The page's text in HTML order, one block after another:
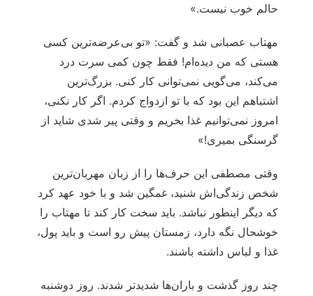
حالم خوب نیست.»
مهتاب عصبانی شد و گفت: «تو بی‌عرضه‌ترین کسی
هستی که من دیده‌ام! فقط چون کمی سرت درد
می‌کند، می‌گویی نمی‌توانی کار کنی. بزرگ‌ترین
اشتباهم این بود که با تو ازدواج کردم. اگر کار نکنی،
امروز نمی‌توانیم غذا بخریم و وقتی پیر شدی شاید از
گرسنگی بمیری!»
وقتی مصطفی این حرف‌ها را از زبان مهربان‌ترین
شخص زندگی‌اش شنید، غمگین شد و با خود عهد کرد
که دیگر اینطور نباشد. باید سخت کار کند تا مهتاب را
خوشحال نگه دارد، زمستان پیش رو است و باید پول،
غذا و لباس داشته باشند.
چند روز گذشت و باران‌ها شدیدتر شدند. روز دوشنبه